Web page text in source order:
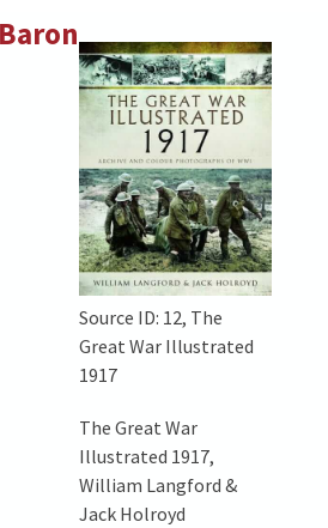
Source ID: 12, The
Great War Illustrated
1917
The Great War
Illustrated 1917,
William Langford &
Jack Holroyd